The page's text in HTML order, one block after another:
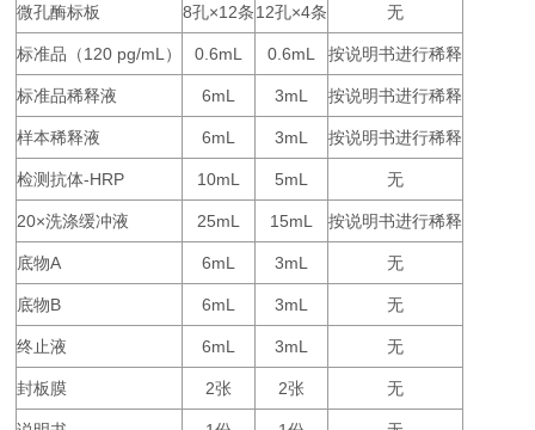
微孔酶标板 8孔×12条 12孔×4条 无
标准品（120 pg/mL ） 0.6mL 0.6mL 按说明书进行稀释
标准品稀释液 6mL 3mL 按说明书进行稀释
样本稀释液 6mL 3mL 按说明书进行稀释
检测抗体-HRP 10mL 5mL 无
20×洗涤缓冲液 25mL 15mL 按说明书进行稀释
底物A 6mL 3mL 无
底物B 6mL 3mL 无
终止液 6mL 3mL 无
封板膜 2张 2张 无